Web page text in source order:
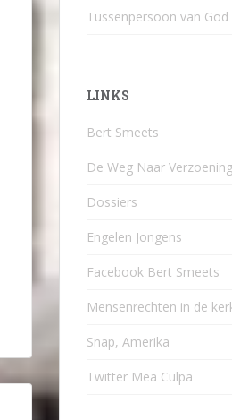
Tussenpersoon van God
LINKS
Bert Smeets
De Weg Naar Verzoening
Dossiers
Engelen Jongens
Facebook Bert Smeets
Mensenrechten in de
Snap, Amerika
Twitter Mea Culpa